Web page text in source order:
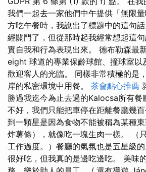
我們一起去一家他們中午提供「無限
方吃午餐時，我說出了標題中的這句
經關門了，但從那時起我經常想起這
實自我和行為表現出來。 德布勒森最
eight 球道的專業保齡球館、撞球室以
歡迎客人的光臨。 同樣非常積極的是
岸的私密環境中用餐。 茶會點心推薦
勝過我迄今為止去過的Kalocsa所有餐
不好，我們只能把車停在距離餐廳幾
到一顆星是因為食物不能被稱為某種
炸薯條），就像吃一塊生肉一樣。 （
工作過度。）餐廳的氣氛也是五星級
很好吃，但我真的是邊吃邊吃。 美味